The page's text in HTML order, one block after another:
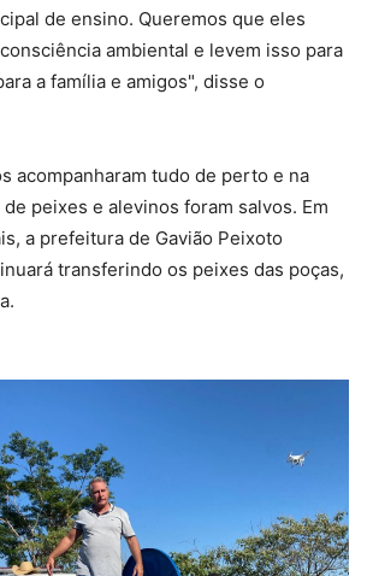
de ensino. Queremos que eles
ambiental e levem isso para
a família e amigos", disse o
acompanharam tudo de perto e na
peixes e alevinos foram salvos. Em
a prefeitura de Gavião Peixoto
transferindo os peixes das poças,